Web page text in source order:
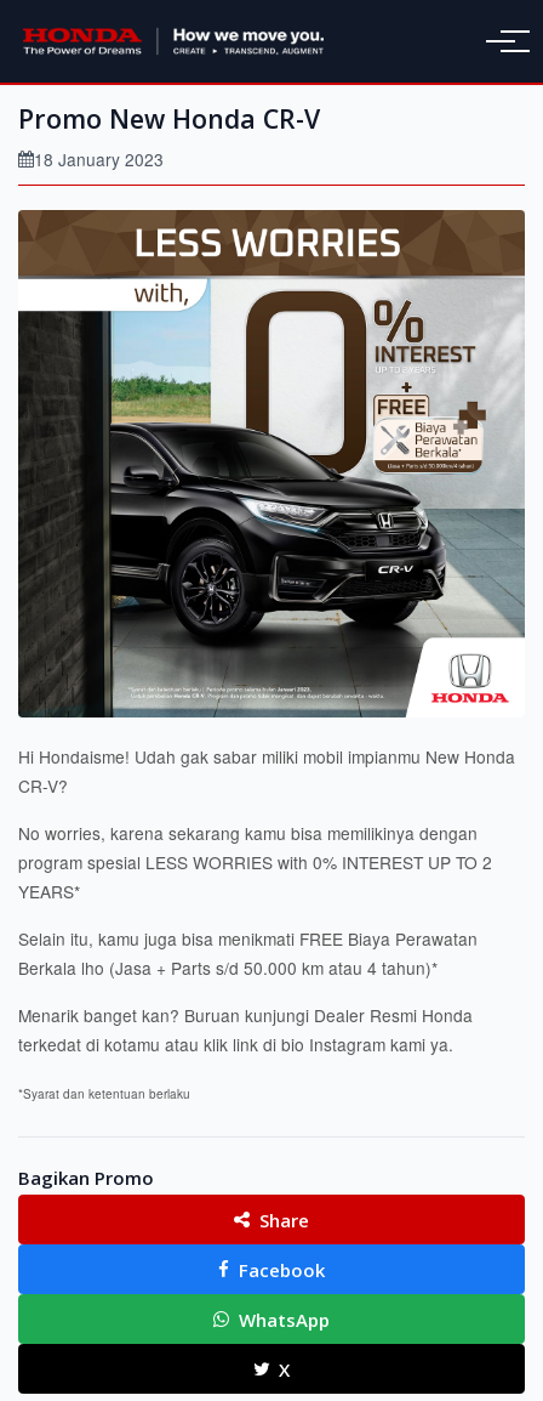
Promo New Honda CR-V
18 January 2023
Hi Hondaisme! Udah gak sabar miliki mobil impianmu New Honda
CR-V?
No worries, karena sekarang kamu bisa memilikinya dengan
program spesial LESS WORRIES with 0% INTEREST UP TO 2
YEARS*
Selain itu, kamu juga bisa menikmati FREE Biaya Perawatan
Berkala lho (Jasa + Parts s/d 50.000 km atau 4 tahun)*
Menarik banget kan? Buruan kunjungi Dealer Resmi Honda
terkedat di kotamu atau klik link di bio Instagram kami ya.
*Syarat dan ketentuan berlaku
Bagikan Promo
Share
Facebook
WhatsApp
X